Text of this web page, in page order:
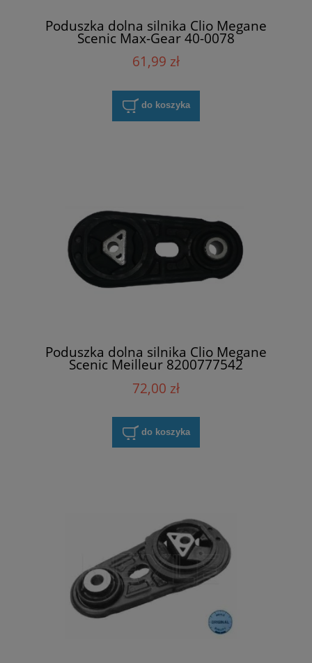
Poduszka dolna silnika Clio Megane
Scenic Max-Gear 40-0078
61,99 zł
do koszyka
Poduszka dolna silnika Clio Megane
Scenic Meilleur 8200777542
72,00 zł
do koszyka